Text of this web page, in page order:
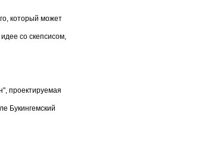
который может
со скепсисом,
проектируемая
Букингемский